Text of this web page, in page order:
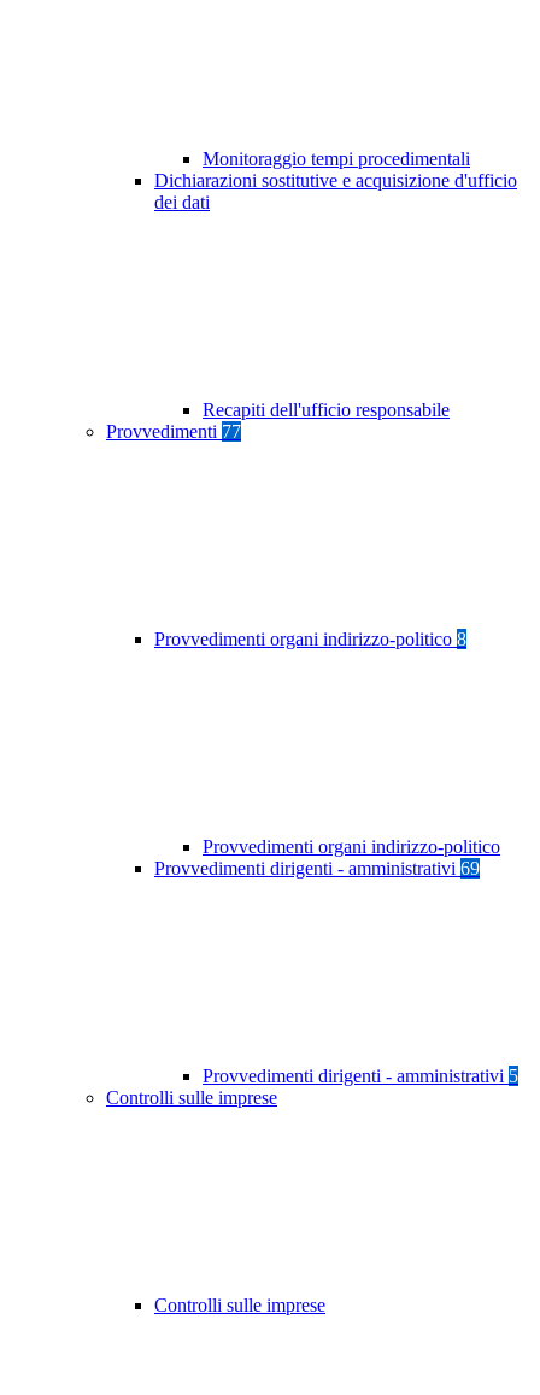
Monitoraggio tempi procedimentali
Dichiarazioni sostitutive e acquisizione d'ufficio
dei dati
Recapiti dell'ufficio responsabile
Provvedimenti 77
Provvedimenti organi indirizzo-politico 8
Provvedimenti organi indirizzo-politico
Provvedimenti dirigenti - amministrativi 69
Provvedimenti dirigenti - amministrativi 5
Controlli sulle imprese
Controlli sulle imprese